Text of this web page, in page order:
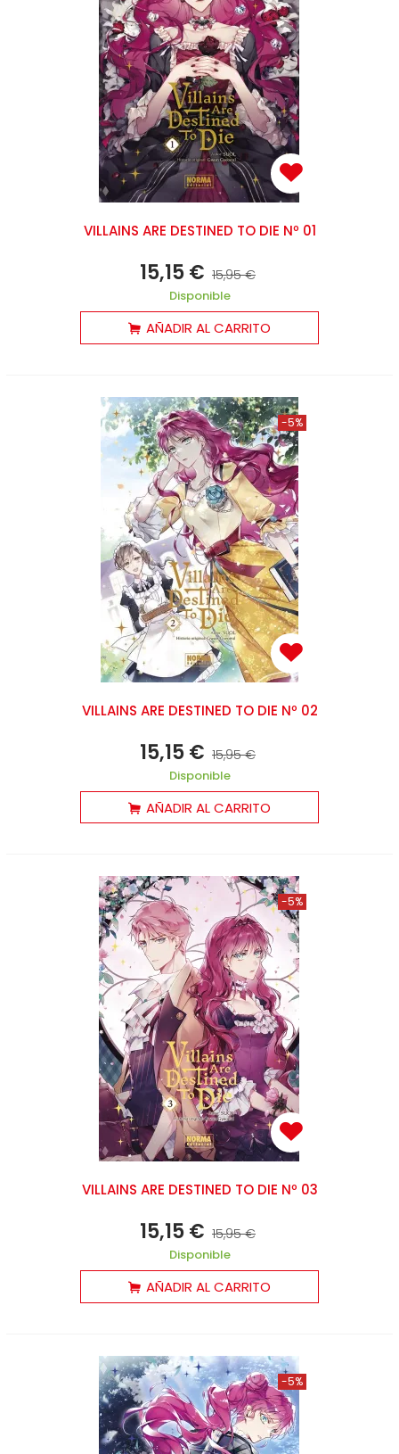
VILLAINS ARE DESTINED TO DIE Nº 01
15,15 € 15,95 €
Disponible
AÑADIR AL CARRITO
-5%
VILLAINS ARE DESTINED TO DIE Nº 02
15,15 € 15,95 €
Disponible
AÑADIR AL CARRITO
-5%
VILLAINS ARE DESTINED TO DIE Nº 03
15,15 € 15,95 €
Disponible
AÑADIR AL CARRITO
-5%